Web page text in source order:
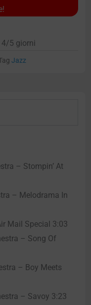
4/5 giorni
Jazz
– Stompin’ At
– Melodrama In
Mail Special 3:03
– Song Of
– Boy Meets
– Savoy 3:23